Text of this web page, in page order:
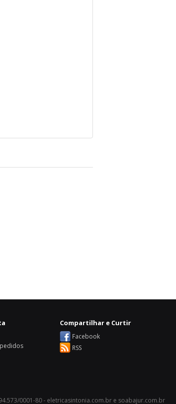
Compartilhar e Curtir
Facebook
RSS
0001-80 - eletricasintonia.com.br e soabajur.com.br